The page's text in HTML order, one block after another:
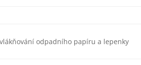
odpadního papíru a lepenky